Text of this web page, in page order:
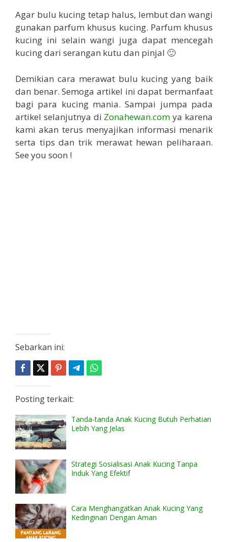
Agar bulu kucing tetap halus, lembut dan wangi
gunakan parfum khusus kucing. Parfum khusus
kucing ini selain wangi juga dapat mencegah
kucing dari serangan kutu dan pinjal 🙂
Demikian cara merawat bulu kucing yang baik
dan benar. Semoga artikel ini dapat bermanfaat
bagi para kucing mania. Sampai jumpa pada
artikel selanjutnya di Zonahewan.com ya karena
kami akan terus menyajikan informasi menarik
serta tips dan trik merawat hewan peliharaan.
See you soon !
Sebarkan ini:
Posting terkait:
Tanda-tanda Anak Kucing Butuh Perhatian
Lebih Yang Jelas
Strategi Sosialisasi Anak Kucing Tanpa
Induk Yang Efektif
Cara Menghangatkan Anak Kucing Yang
Kedinginan Dengan Aman